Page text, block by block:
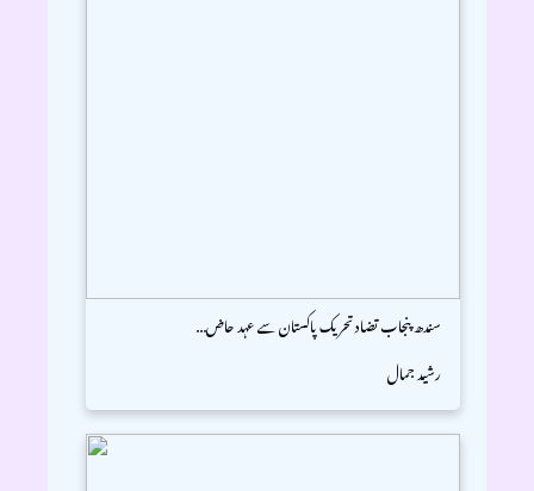
سندھ پنجاب تضاد تحریک پاکستان سے عہد حاض...
رشید جمال